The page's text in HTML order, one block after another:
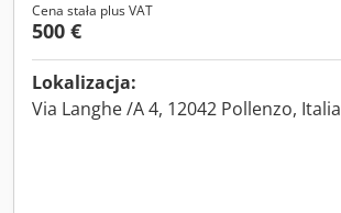
Cena stała plus VAT
500 €
Lokalizacja:
Via Langhe /A 4, 12042 Pollenzo, Italia